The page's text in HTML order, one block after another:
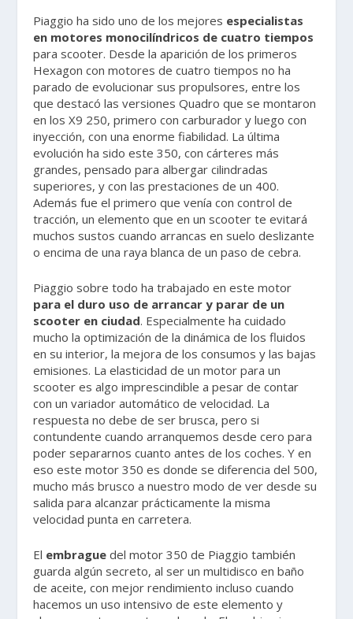
Piaggio ha sido uno de los mejores especialistas
en motores monocilíndricos de cuatro tiempos
para scooter. Desde la aparición de los primeros
Hexagon con motores de cuatro tiempos no ha
parado de evolucionar sus propulsores, entre los
que destacó las versiones Quadro que se montaron
en los X9 250, primero con carburador y luego con
inyección, con una enorme fiabilidad. La última
evolución ha sido este 350, con cárteres más
grandes, pensado para albergar cilindradas
superiores, y con las prestaciones de un 400.
Además fue el primero que venía con control de
tracción, un elemento que en un scooter te evitará
muchos sustos cuando arrancas en suelo deslizante
o encima de una raya blanca de un paso de cebra.
Piaggio sobre todo ha trabajado en este motor
para el duro uso de arrancar y parar de un
scooter en ciudad. Especialmente ha cuidado
mucho la optimización de la dinámica de los fluidos
en su interior, la mejora de los consumos y las bajas
emisiones. La elasticidad de un motor para un
scooter es algo imprescindible a pesar de contar
con un variador automático de velocidad. La
respuesta no debe de ser brusca, pero si
contundente cuando arranquemos desde cero para
poder separarnos cuanto antes de los coches. Y en
eso este motor 350 es donde se diferencia del 500,
mucho más brusco a nuestro modo de ver desde su
salida para alcanzar prácticamente la misma
velocidad punta en carretera.
El embrague del motor 350 de Piaggio también
guarda algún secreto, al ser un multidisco en baño
de aceite, con mejor rendimiento incluso cuando
hacemos un uso intensivo de este elemento y